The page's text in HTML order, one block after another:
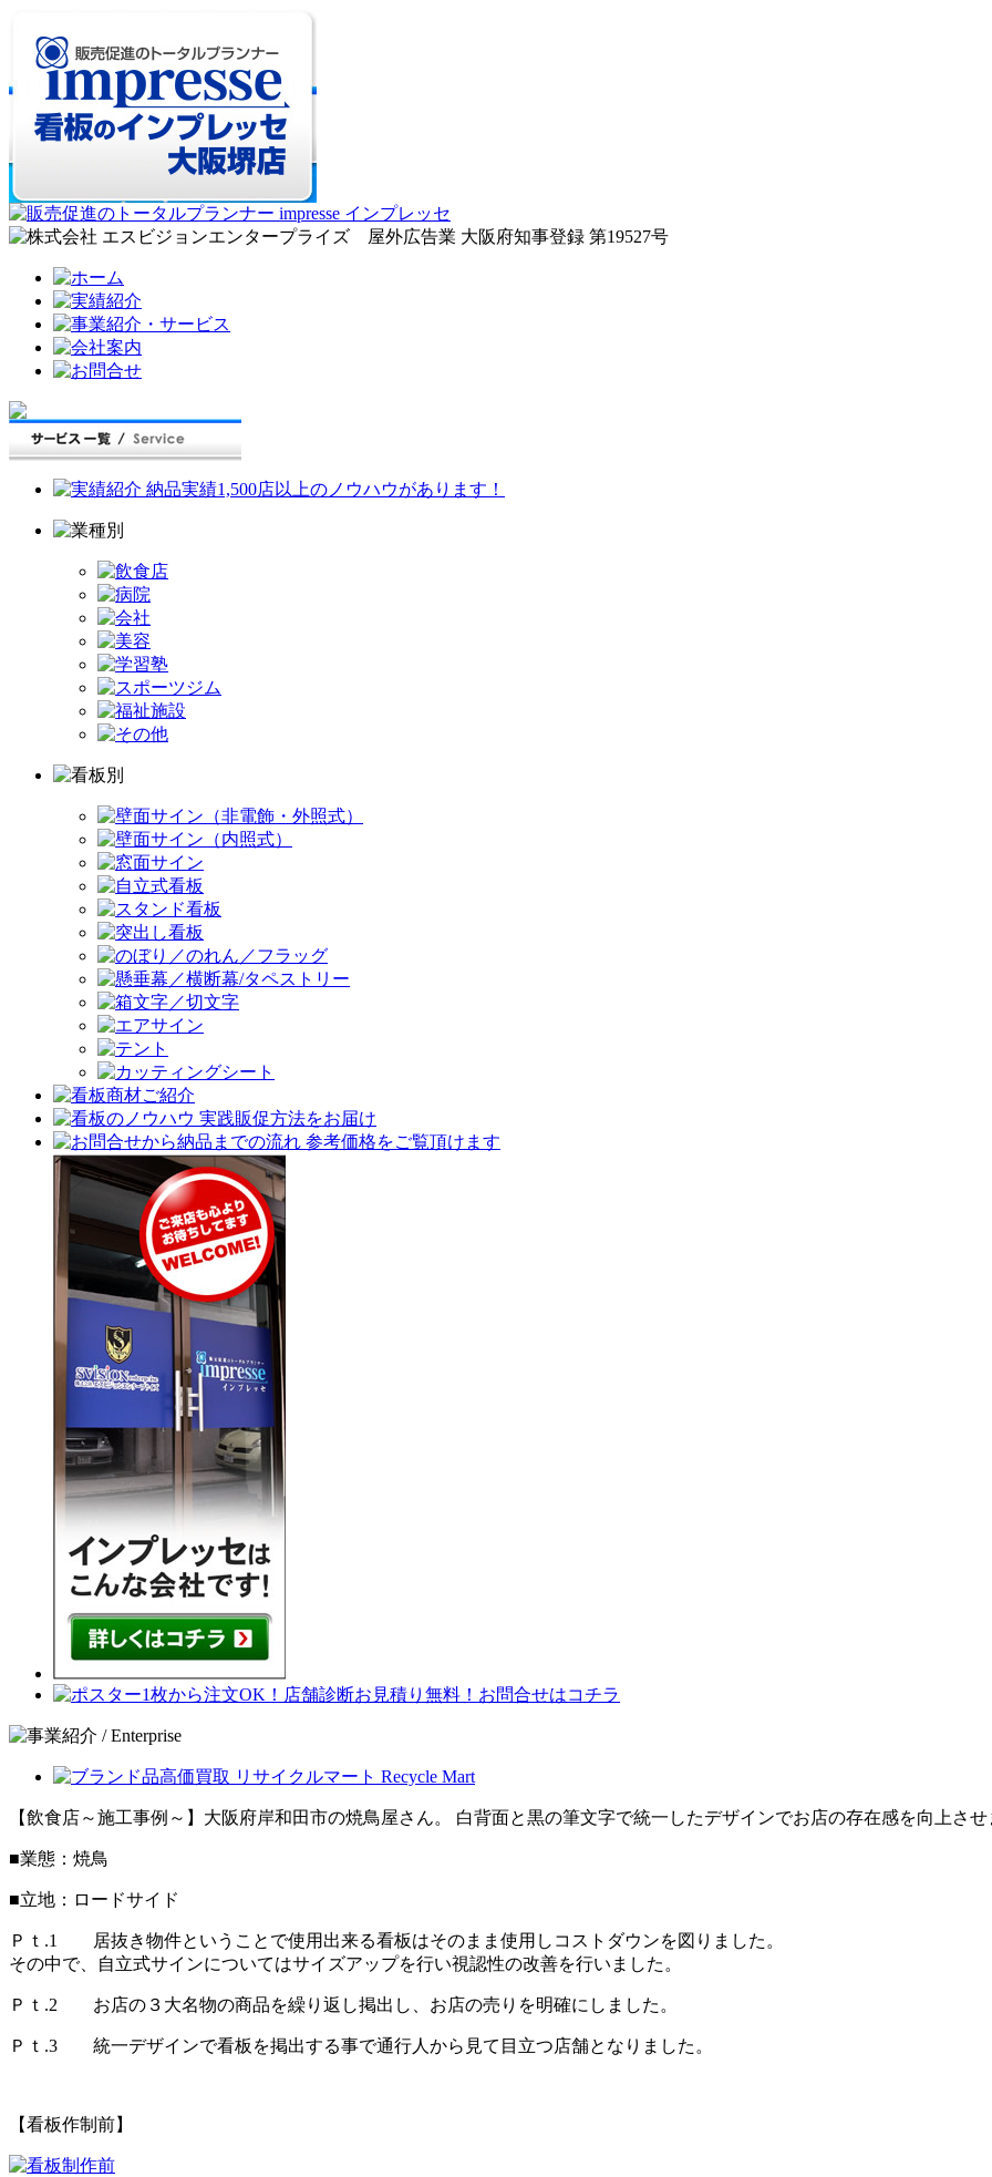
【飲食店～施工事例～】大阪府岸和田市の焼鳥屋さん。 白背面と黒の筆文字で統一したデザインでお店の存在感を向上さ
■業態：焼鳥
■立地：ロードサイド
Ｐｔ.1 居抜き物件ということで使用出来る看板はそのまま使用しコストダウンを図りました。
その中で、自立式サインについてはサイズアップを行い視認性の改善を行いました。
Ｐｔ.2 お店の３大名物の商品を繰り返し掲出し、お店の売りを明確にしました。
Ｐｔ.3 統一デザインで看板を掲出する事で通行人から見て目立つ店舗となりました。
【看板作制前】